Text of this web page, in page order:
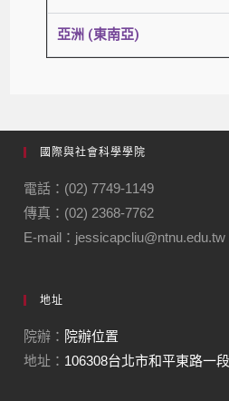
亞洲 (東南亞)
國際與社會科學學院
電話：(02) 7749-1149
傳真：(02) 2368-7762
E-mail：jessicapcliu@ntnu.edu.tw
地址
院辦： 院辦位置
地址： 106308台北市和平東路一